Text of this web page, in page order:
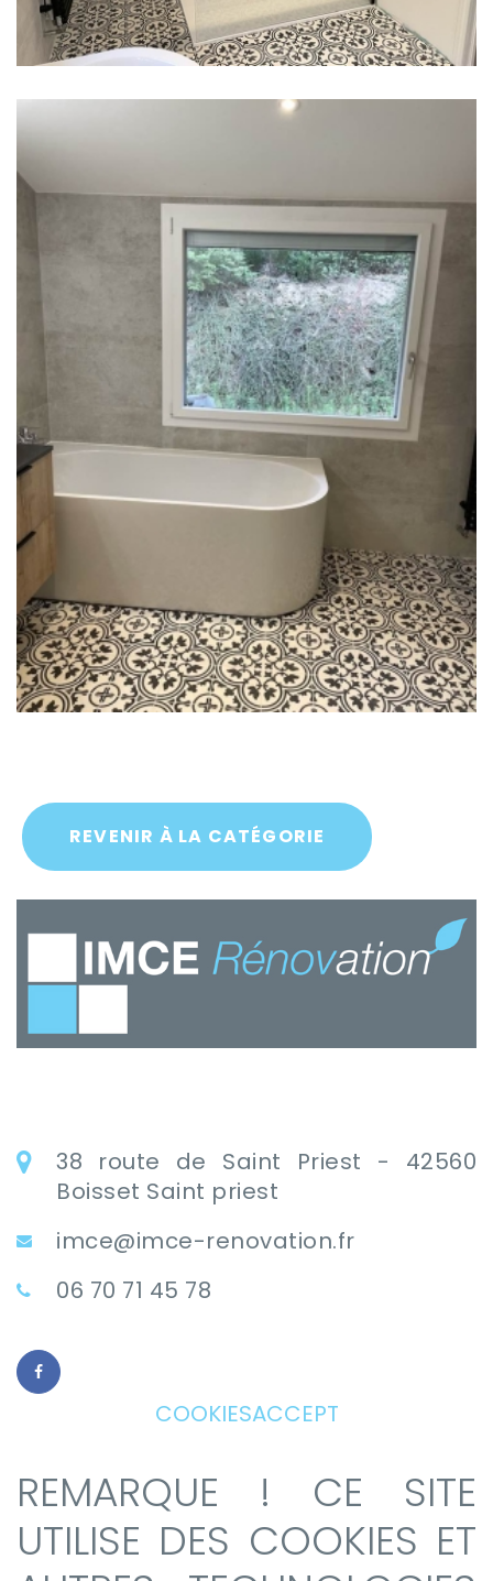
REVENIR À LA CATÉGORIE
38 route de Saint Priest - 42560
Boisset Saint priest
imce@imce-renovation.fr
06 70 71 45 78
COOKIESACCEPT
REMARQUE ! CE SITE
UTILISE DES COOKIES ET